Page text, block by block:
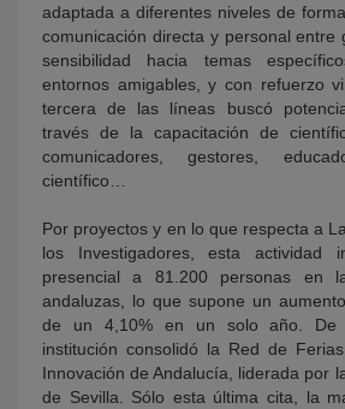
adaptada a diferentes niveles de
comunicación directa y personal entre
sensibilidad hacia temas
entornos amigables, y con refuerzo
tercera de las líneas buscó
través de la capacitación de
comunicadores, gestores,
científico…
Por proyectos y en lo que respecta a
los Investigadores, esta actividad
presencial a 81.200 personas en
andaluzas, lo que supone un
de un 4,10% en un solo año. De
institución consolidó la Red de
Innovación de Andalucía, liderada por
de Sevilla. Sólo esta última cita, la